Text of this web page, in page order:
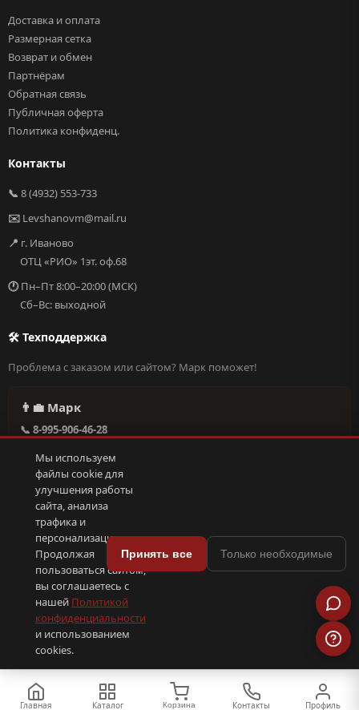
Доставка и оплата
Размерная сетка
Возврат и обмен
Партнёрам
Обратная связь
Публичная оферта
Политика конфиденц.
Контакты
📞 8 (4932) 553-733
✉️ Levshanovm@mail.ru
📍 г. Иваново
ОТЦ «РИО» 1эт. оф.68
🕐Пн–Пт 8:00–20:00 (МСК)
Сб–Вс: выходной
🛠 Техподдержка
Проблема с заказом или сайтом? Марк поможет!
👨‍💼 Марк
📞 8-995-906-46-28
🕐 Круглосуточно, без выходных
Написать в поддержку →
© 2026 С иголочки | 37. Все права защищены.
🛠 Поддержка·Оферта· 📦 YML-фид
Сделано в .su
Главная Каталог Корзина Контакты Профиль
Мы используем
файлы cookie для
улучшения работы
сайта, анализа
трафика и
персонализации.
Продолжая
пользоваться сайтом,
вы соглашаетесь с
нашей Политикой
конфиденциальности
и использованием
cookies.
Принять все Только необходимые